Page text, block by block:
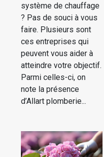
système de chauffage
? Pas de souci à vous
faire. Plusieurs sont
ces entreprises qui
peuvent vous aider à
atteindre votre objectif.
Parmi celles-ci, on
note la présence
d’Allart plomberie...